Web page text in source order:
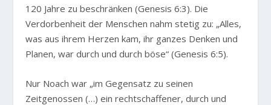
120 Jahre zu beschränken (Genesis 6:3). Die
Verdorbenheit der Menschen nahm stetig zu: „Alles,
was aus ihrem Herzen kam, ihr ganzes Denken und
Planen, war durch und durch böse“ (Genesis 6:5).
Nur Noach war „im Gegensatz zu seinen
Zeitgenossen (…) ein rechtschaffener, durch und